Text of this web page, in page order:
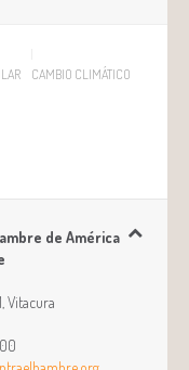
CAMBIO CLIMÁTICO
de América
Vitacura